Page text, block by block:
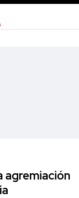
agremiación